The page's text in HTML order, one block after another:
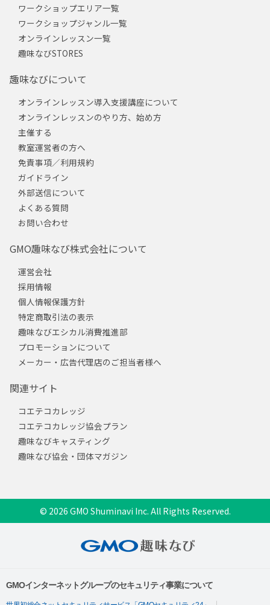
ワークショップエリア一覧
ワークショップジャンル一覧
オンラインレッスン一覧
趣味なびSTORES
趣味なびについて
オンラインレッスン導入支援講座について
オンラインレッスンのやり方、始め方
主催する
教室運営者の方へ
免責事項／利用規約
ガイドライン
外部送信について
よくある質問
お問い合わせ
GMO趣味なび株式会社について
運営会社
採用情報
個人情報保護方針
特定商取引法の表示
趣味なびエシカル消費推進部
プロモーションについて
メーカー・広告代理店のご担当者様へ
関連サイト
コエテコカレッジ
コエテコカレッジ協会プラン
趣味なびキャスティング
趣味なび協会・団体マガジン
© 2026 GMO Shuminavi Inc. All Rights Reserved.